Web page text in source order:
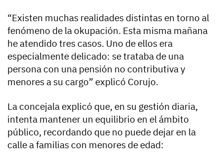
“Existen muchas realidades distintas en torno al
fenómeno de la okupación. Esta misma mañana
he atendido tres casos. Uno de ellos era
especialmente delicado: se trataba de una
persona con una pensión no contributiva y
menores a su cargo” explicó Corujo.
La concejala explicó que, en su gestión diaria,
intenta mantener un equilibrio en el ámbito
público, recordando que no puede dejar en la
calle a familias con menores de edad: